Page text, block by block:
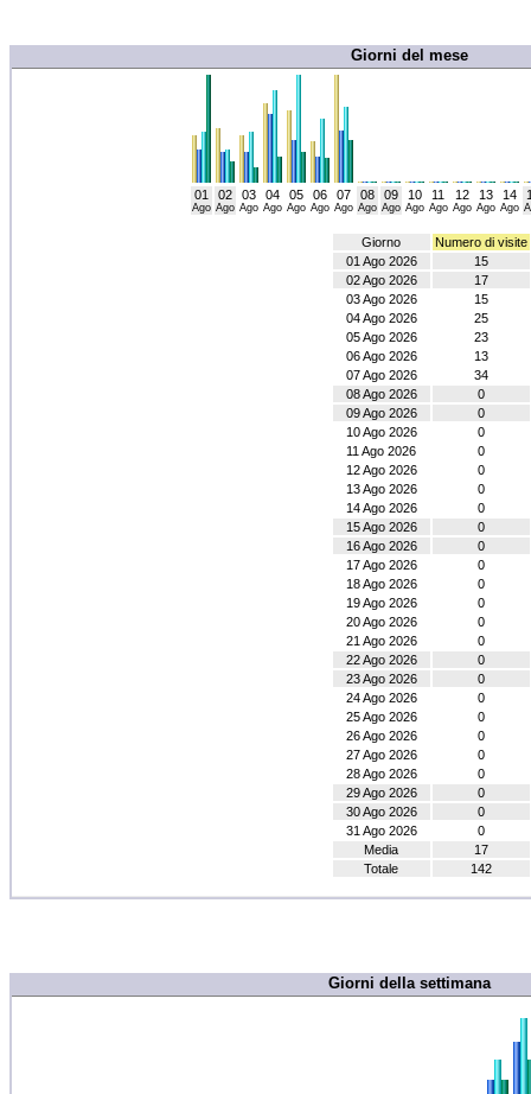
Giorni del mese
01
Ago
02
Ago
03
Ago
04
Ago
05
Ago
06
Ago
07
Ago
08
Ago
09
Ago
10
Ago
11
Ago
12
Ago
13
Ago
14
Ago
Giorno
Numero di visite
01 Ago 2026
15
02 Ago 2026
17
03 Ago 2026
15
04 Ago 2026
25
05 Ago 2026
23
06 Ago 2026
13
07 Ago 2026
34
08 Ago 2026
0
09 Ago 2026
0
10 Ago 2026
0
11 Ago 2026
0
12 Ago 2026
0
13 Ago 2026
0
14 Ago 2026
0
15 Ago 2026
0
16 Ago 2026
0
17 Ago 2026
0
18 Ago 2026
0
19 Ago 2026
0
20 Ago 2026
0
21 Ago 2026
0
22 Ago 2026
0
23 Ago 2026
0
24 Ago 2026
0
25 Ago 2026
0
26 Ago 2026
0
27 Ago 2026
0
28 Ago 2026
0
29 Ago 2026
0
30 Ago 2026
0
31 Ago 2026
0
Media
17
Totale
142
Giorni della settimana